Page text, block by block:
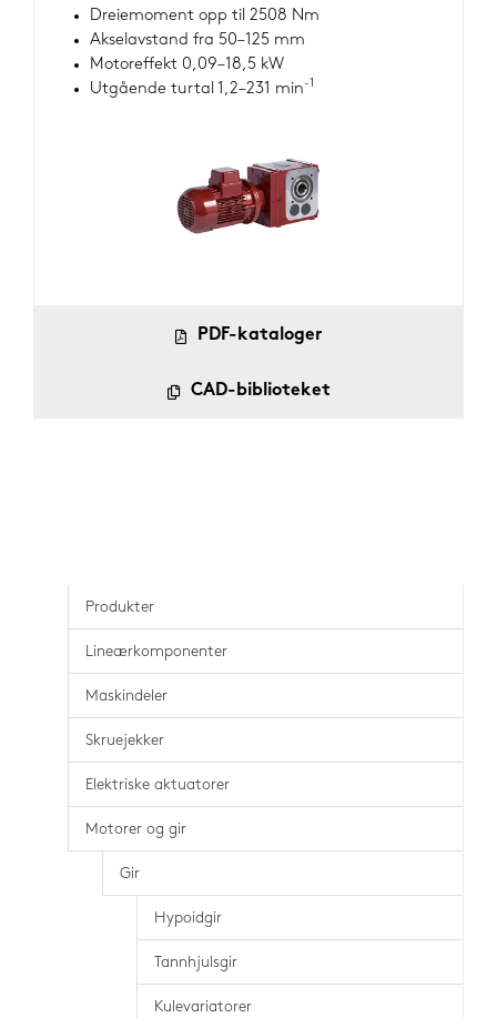
Dreiemoment opp til 2508 Nm
Akselavstand fra 50–125 mm
Motoreffekt 0,09–18,5 kW
Utgående turtal 1,2–231 min -1
PDF-kataloger
CAD-biblioteket
Produkter
Lineærkomponenter
Maskindeler
Skruejekker
Elektriske aktuatorer
Motorer og gir
Gir
Hypoidgir
Tannhjulsgir
Kulevariatorer